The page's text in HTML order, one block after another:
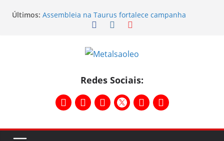
Últimos: Assembleia na Taurus fortalece campanha
salarial e mostra a força da categoria que exige
Nota de repúdio
Conselho Diretivo da CNM/CUT debate indústria e
Temporal destelha Ginásio Bigornão
Assembleia na Taurus – Campanha salarial
2026/2027
Redes Sociais: